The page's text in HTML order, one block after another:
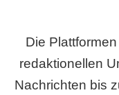
Die
redaktionellen
Nachrichten bis